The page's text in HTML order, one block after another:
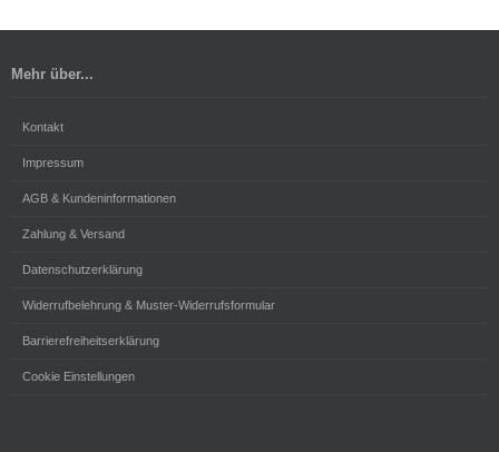
Mehr über...
Kontakt
Impressum
AGB & Kundeninformationen
Zahlung & Versand
Datenschutzerklärung
Widerrufbelehrung & Muster-Widerrufsformular
Barrierefreiheitserklärung
Cookie Einstellungen